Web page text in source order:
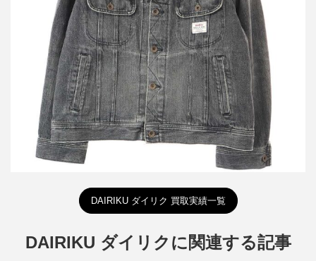
ムジャケット 22AW D-1
買取金額12,000円
詳しく見る
DAIRIKU ダイリク 買取実績一覧
DAIRIKU ダイリクに関連する記事